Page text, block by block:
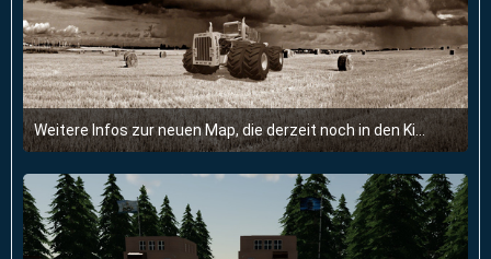
Weitere Infos zur neuen Map, die derzeit noch in den Kinderschuhen steckt,
3. April 2020 um 10:55